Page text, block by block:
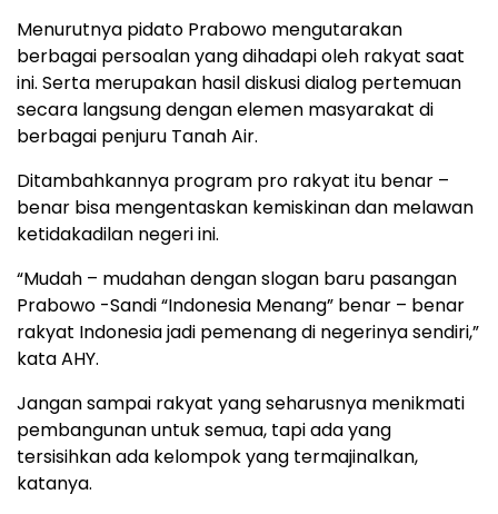
Menurutnya pidato Prabowo mengutarakan
berbagai persoalan yang dihadapi oleh rakyat saat
ini. Serta merupakan hasil diskusi dialog pertemuan
secara langsung dengan elemen masyarakat di
berbagai penjuru Tanah Air.
Ditambahkannya program pro rakyat itu benar –
benar bisa mengentaskan kemiskinan dan melawan
ketidakadilan negeri ini.
“Mudah – mudahan dengan slogan baru pasangan
Prabowo -Sandi “Indonesia Menang” benar – benar
rakyat Indonesia jadi pemenang di negerinya sendiri,”
kata AHY.
Jangan sampai rakyat yang seharusnya menikmati
pembangunan untuk semua, tapi ada yang
tersisihkan ada kelompok yang termajinalkan,
katanya.